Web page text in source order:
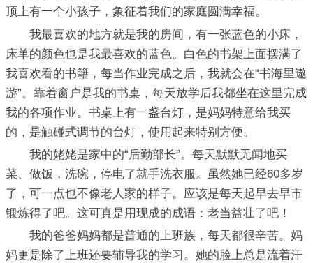
顶上有一个小孩子，象征着我们的家庭圆满幸福。
我最喜欢的地方就是我的房间，有一张蓝色的小床，
床单的颜色也是我最喜欢的蓝色。白色的书架上面摆满了
我喜欢看的书籍，每当作业完成之后，我就会在“书海里遨
游”。靠着窗户是我的书桌，每天放学后我都坐在这里完成
我的各项作业。书桌上有一盏台灯，是妈妈特意给我买
的，是触碰式调节的台灯，使用起来特别方便。
我的姥姥是家中的“后勤部长”。每天默默无闻地买
菜、做饭，洗碗，停电了就手洗衣服。虽然她已经60多岁
了，可一点也不像老人家的样子。应该是每天起早去早市
锻炼得了吧。这可真是用现成的成语：老当益壮了吧！
我的爸爸妈妈都是普通的上班族，每天都很辛苦。妈
妈更是除了上班还要辅导我的学习。她的脸上总是流着汗